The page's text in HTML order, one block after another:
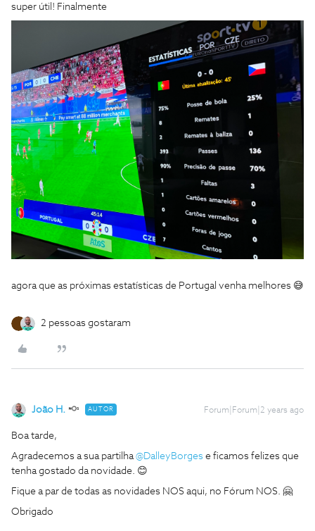
super útil! Finalmente
agora que as próximas estatísticas de Portugal venha melhores 😅
2 pessoas gostaram
João H. AUTOR Forum|Forum|2 years ago
Boa tarde,
Agradecemos a sua partilha@DalleyBorges e ficamos felizes que
tenha gostado da novidade. 😊
Fique a par de todas as novidades NOS aqui, no Fórum NOS. 🤗
Obrigado